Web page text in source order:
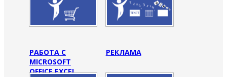
РАБОТА С
MICROSOFT
OFFICE EXCEL
РЕКЛАМА